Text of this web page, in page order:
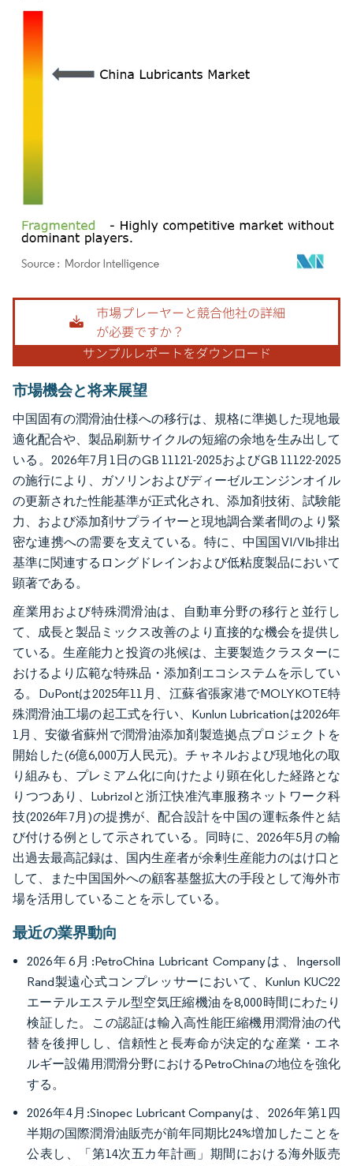
画像 © Mordor Intelligence。再利用にはCC BY 4.0の表示が必要です。
市場機会と将来展望
中国固有の潤滑油仕様への移行は、規格に準拠した現地最
適化配合や、製品刷新サイクルの短縮の余地を生み出して
いる。2026年7月1日のGB 11121-2025およびGB 11122-2025
の施行により、ガソリンおよびディーゼルエンジンオイル
の更新された性能基準が正式化され、添加剤技術、試験能
力、および添加剤サプライヤーと現地調合業者間のより緊
密な連携への需要を支えている。特に、中国国VI/VIb排出
基準に関連するロングドレインおよび低粘度製品において
顕著である。
産業用および特殊潤滑油は、自動車分野の移行と並行し
て、成長と製品ミックス改善のより直接的な機会を提供し
ている。生産能力と投資の兆候は、主要製造クラスターに
おけるより広範な特殊品・添加剤エコシステムを示してい
る。DuPontは2025年11月、江蘇省張家港でMOLYKOTE特
殊潤滑油工場の起工式を行い、Kunlun Lubricationは2026年
1月、安徽省蘇州で潤滑油添加剤製造拠点プロジェクトを
開始した(6億6,000万人民元)。チャネルおよび現地化の取
り組みも、プレミアム化に向けたより顕在化した経路とな
りつつあり、Lubrizolと浙江快准汽車服務ネットワーク科
技(2026年7月)の提携が、配合設計を中国の運転条件と結
び付ける例として示されている。同時に、2026年5月の輸
出過去最高記録は、国内生産者が余剰生産能力のはけ口と
して、また中国国外への顧客基盤拡大の手段として海外市
場を活用していることを示している。
最近の業界動向
2026年6月:PetroChina Lubricant Companyは、Ingersoll
Rand製遠心式コンプレッサーにおいて、Kunlun KUC22
エーテルエステル型空気圧縮機油を8,000時間にわたり
検証した。この認証は輸入高性能圧縮機用潤滑油の代
替を後押しし、信頼性と長寿命が決定的な産業・エネ
ルギー設備用潤滑分野におけるPetroChinaの地位を強化
する。
2026年4月:Sinopec Lubricant Companyは、2026年第1四
半期の国際潤滑油販売が前年同期比24%増加したことを
公表し、「第14次五カ年計画」期間における海外販売